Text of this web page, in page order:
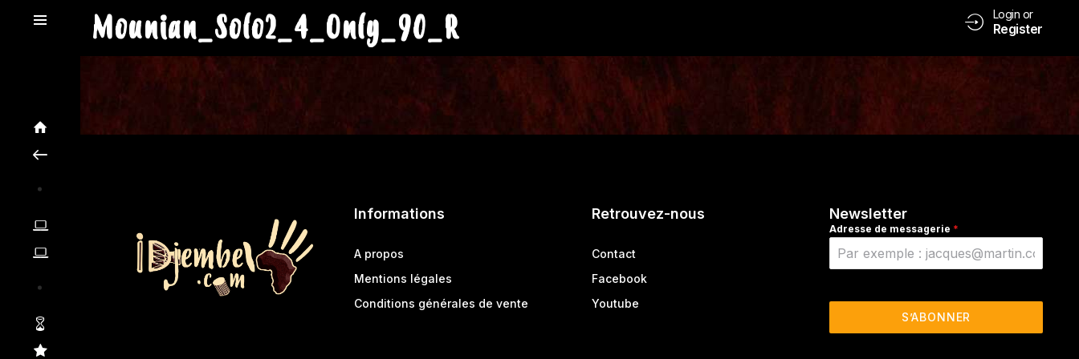
Mounian_Solo2_4_Only_90_R Login or
Register
Informations
A propos
Mentions légales
Conditions générales de vente
Retrouvez-nous
Contact
Facebook
Youtube
Newsletter
Adresse de messagerie *
S’ABONNER